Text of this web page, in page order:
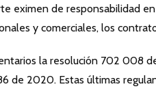
eximen de responsabilidad
y comerciales, los
la resolución 702 008
de 2020. Estas últimas